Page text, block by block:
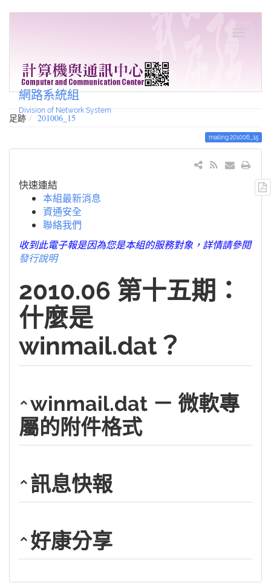
網路系統組
Division of Network System
足跡 201006_15
mailing:201006_15
快速連結
本組最新消息
資通安全
聯絡我們
收到此電子報是因為您是本組的服務對象，詳情請參閱
發行說明
2010.06 第十五期：
什麼是
winmail.dat？
winmail.dat － 微軟專
屬的附件格式
訊息快報
好康分享